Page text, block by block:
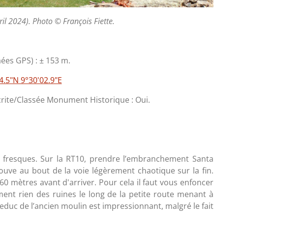
2024). Photo © François Fiette.
GPS) : ± 153 m.
9°30'02.9"E
Classée Monument Historique : Oui.
Sur la RT10, prendre l’embranchement Santa
au bout de la voie légèrement chaotique sur la fin.
mètres avant d'arriver. Pour cela il faut vous enfoncer
rien des ruines le long de la petite route menant à
de l’ancien moulin est impressionnant, malgré le fait